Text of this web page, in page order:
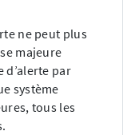
ne peut plus
majeure
d’alerte par
système
tous les